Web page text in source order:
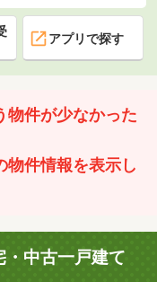
アプリで探す
物件が少なかった
物件情報を表示し
中古一戸建て